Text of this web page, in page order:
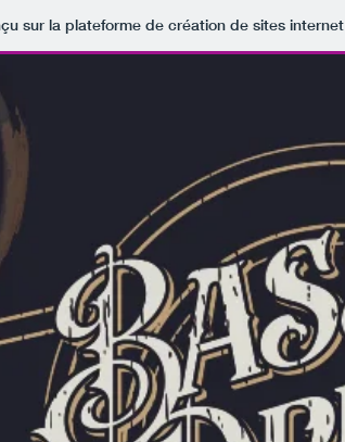
sur la plateforme de création de sites internet